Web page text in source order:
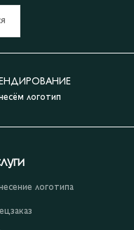
логотип
логотипа